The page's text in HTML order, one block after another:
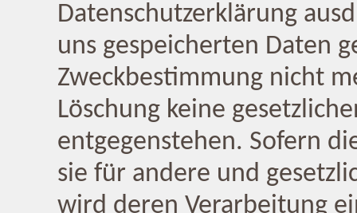
Datenschutzerklärung
uns gespeicherten Daten
Zweckbestimmung nicht
Löschung keine
entgegenstehen. Sofern
sie für andere und
wird deren Verarbeitung